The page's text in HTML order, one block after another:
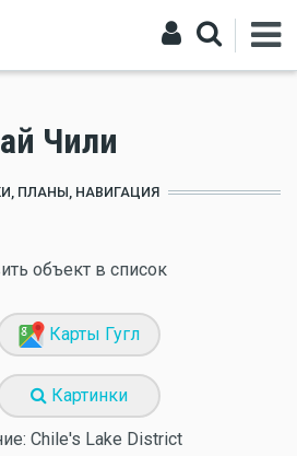
Чили
ПЛАНЫ, НАВИГАЦИЯ
объект в список
Карты Гугл
Картинки
Chile's Lake District